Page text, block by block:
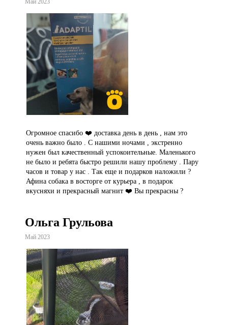
Май 2023
Огромное спасибо ❤️ доставка день в день , нам это
очень важно было . С нашими ночами , экстренно
нужен был качественный успокоительные. Маленького
не было и ребята быстро решили нашу проблему . Пару
часов и товар у нас . Так еще и подарков наложили ?
Афина собака в восторге от курьера , в подарок
вкусняхи и прекрасный магнит ❤️ Вы прекрасны ?
Ольга Грульова
Май 2023